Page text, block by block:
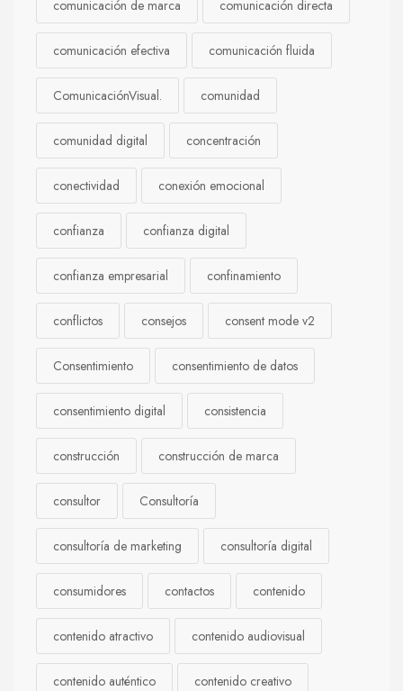
comunicación de marca comunicación directa
comunicación efectiva comunicación fluida
ComunicaciónVisual. comunidad
comunidad digital concentración
conectividad conexión emocional
confianza confianza digital
confianza empresarial confinamiento
conflictos consejos consent mode v2
Consentimiento consentimiento de datos
consentimiento digital consistencia
construcción construcción de marca
consultor Consultoría
consultoría de marketing consultoría digital
consumidores contactos contenido
contenido atractivo contenido audiovisual
contenido auténtico contenido creativo